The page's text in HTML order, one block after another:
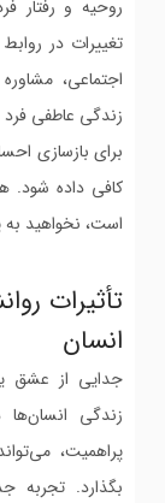
روحیه و رفتار
تغییرات در
اجتماعی،
زندگی عاطفی
برای بازسازی
کافی داده شود.
است، نخواهید به
تأثیرات
انسان
جدایی از عشق
زندگی انسان‌ها
پراهمیت،
بگذارد. تجربه